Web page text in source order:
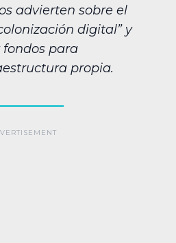
advierten sobre el
digital” y
para
propia.